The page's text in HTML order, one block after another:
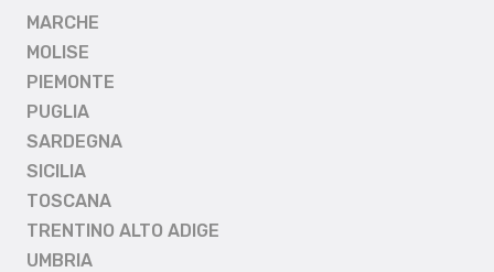
MARCHE
MOLISE
PIEMONTE
PUGLIA
SARDEGNA
SICILIA
TOSCANA
TRENTINO ALTO ADIGE
UMBRIA